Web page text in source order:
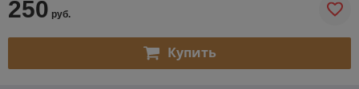
250 руб.
Купить